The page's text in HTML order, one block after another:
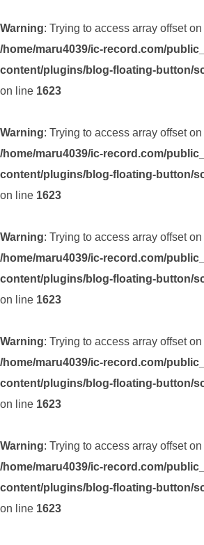
Warning: Trying to access array offset
/home/maru4039/ic-record.com/
content/plugins/blog-floating-button/
on line 1623
Warning: Trying to access array offset
/home/maru4039/ic-record.com/
content/plugins/blog-floating-button/
on line 1623
Warning: Trying to access array offset
/home/maru4039/ic-record.com/
content/plugins/blog-floating-button/
on line 1623
Warning: Trying to access array offset
/home/maru4039/ic-record.com/
content/plugins/blog-floating-button/
on line 1623
Warning: Trying to access array offset
/home/maru4039/ic-record.com/
content/plugins/blog-floating-button/
on line 1623